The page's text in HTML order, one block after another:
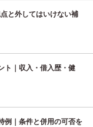
と外してはいけない補
ト｜収入・借入歴・健
例｜条件と併用の可否を